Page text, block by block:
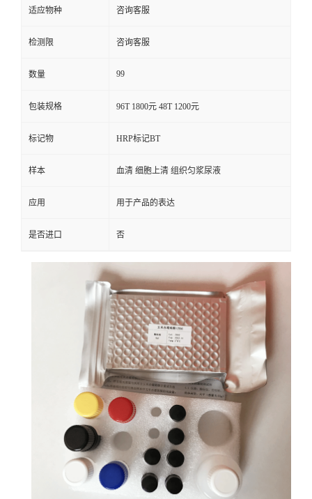
适应物种 咨询客服
检测限 咨询客服
数量 99
包装规格 96T 1800元 48T 1200元
标记物 HRP标记BT
样本 血清 细胞上清 组织匀浆尿液
应用 用于产品的表达
是否进口 否